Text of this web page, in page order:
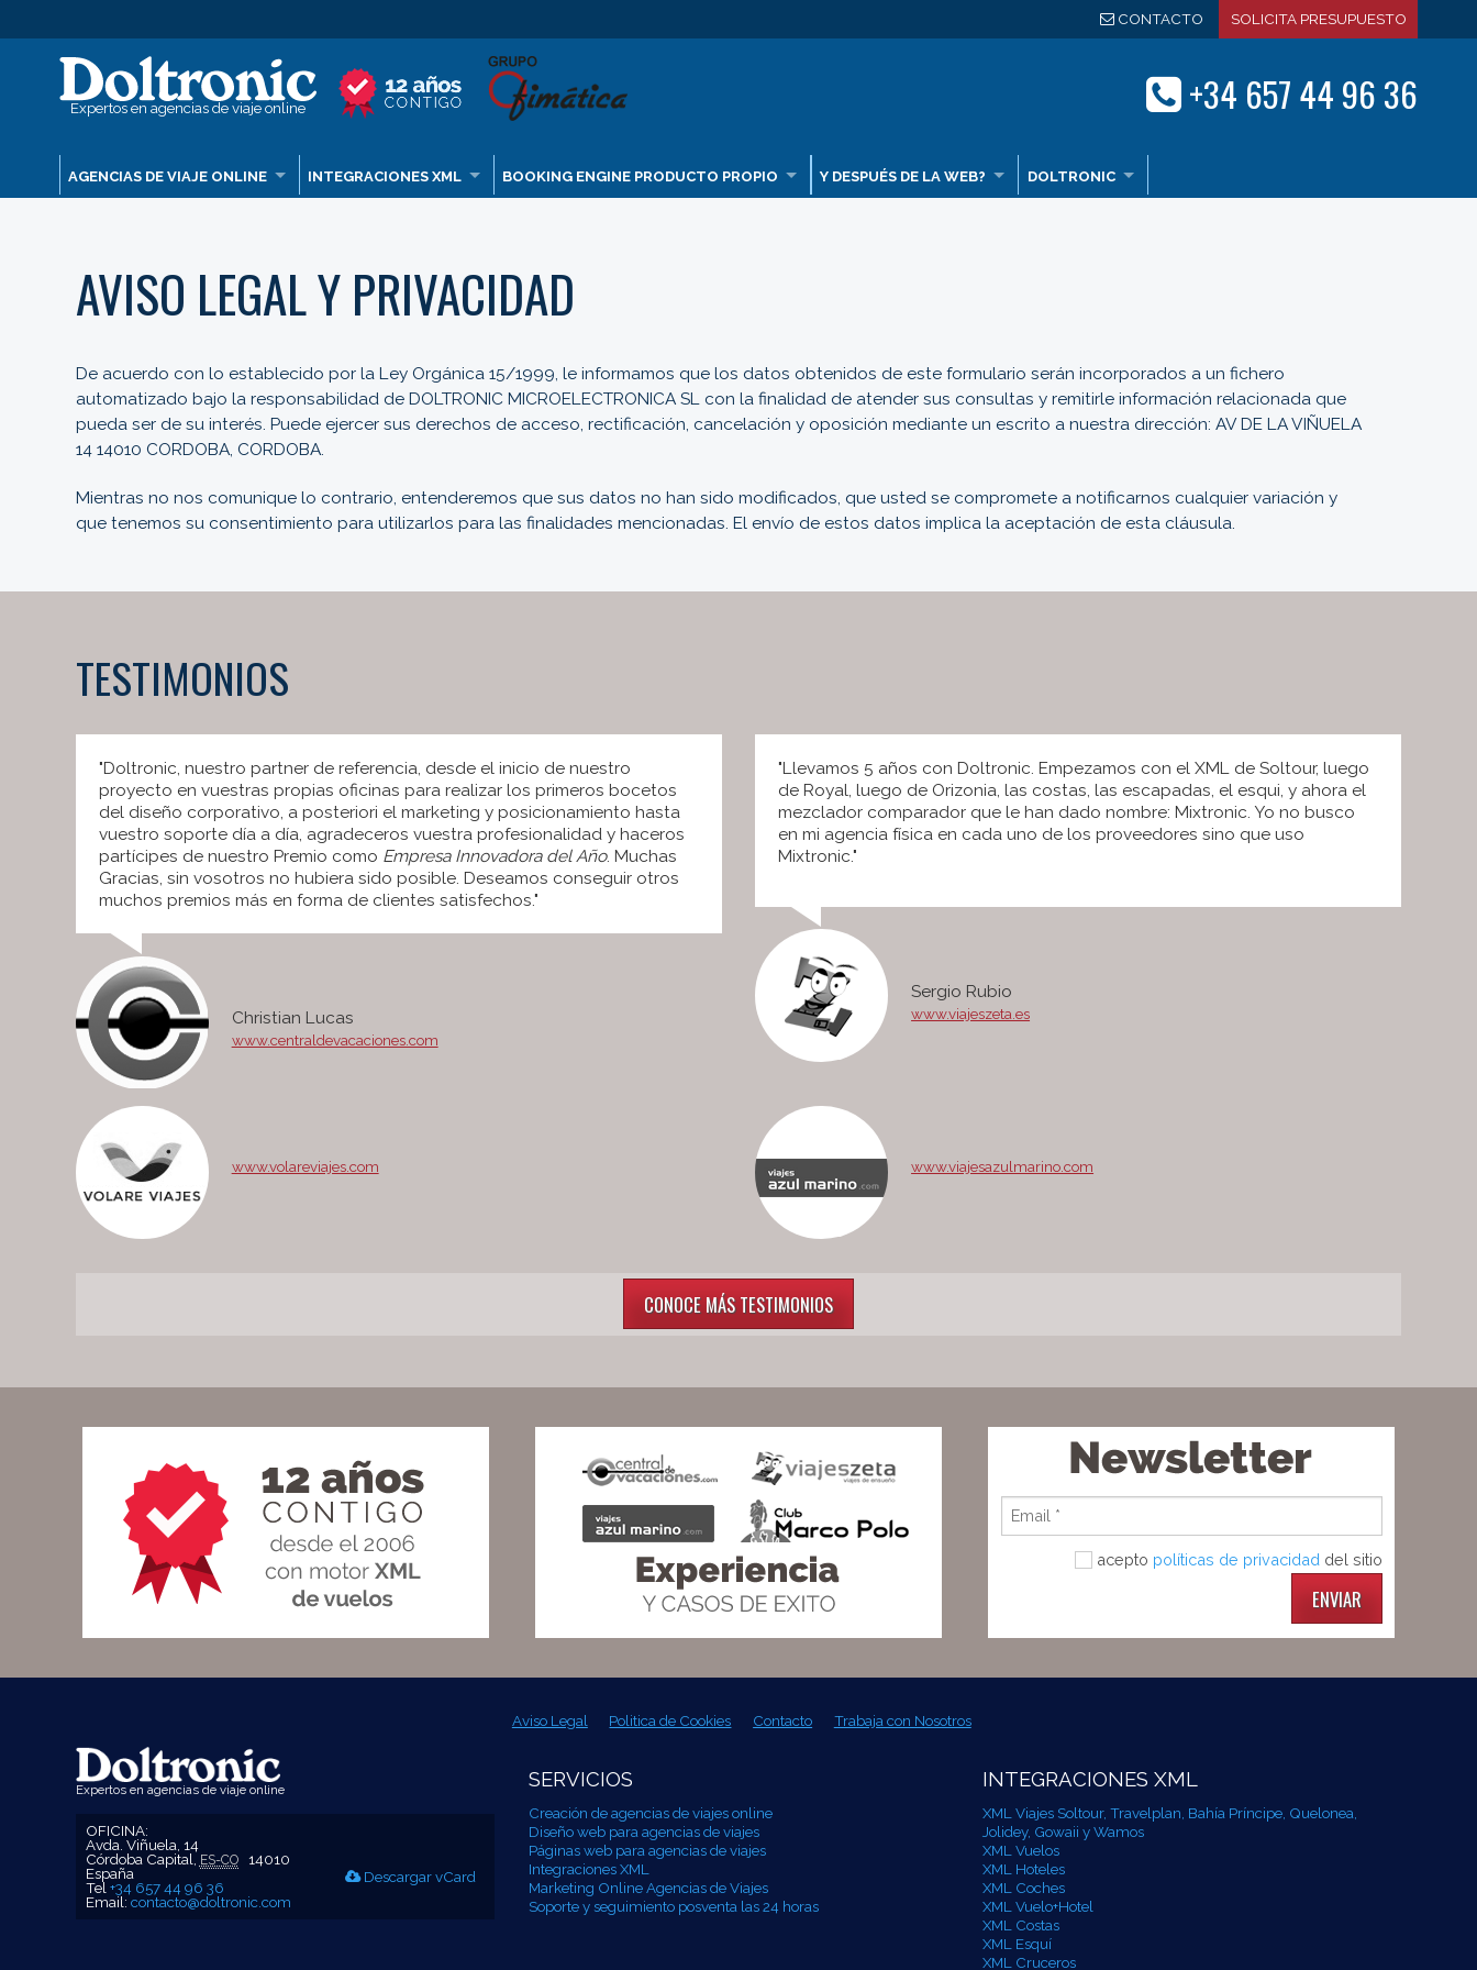
CONTACTO SOLICITA PRESUPUESTO
Expertos en agencias de viaje online +34 657 44 96 36
AGENCIAS DE VIAJE ONLINE INTEGRACIONES XML BOOKING ENGINE PRODUCTO PROPIO Y DESPUÉS DE LA WEB? DOLTRONIC
AVISO LEGAL Y PRIVACIDAD
De acuerdo con lo establecido por la Ley Orgánica 15/1999, le informamos que los datos obtenidos de este formulario serán incorporados a un fichero
automatizado bajo la responsabilidad de DOLTRONIC MICROELECTRONICA SL con la finalidad de atender sus consultas y remitirle información relacionada que
pueda ser de su interés. Puede ejercer sus derechos de acceso, rectificación, cancelación y oposición mediante un escrito a nuestra dirección: AV DE LA VIÑUELA
14 14010 CORDOBA, CORDOBA.
Mientras no nos comunique lo contrario, entenderemos que sus datos no han sido modificados, que usted se compromete a notificarnos cualquier variación y
que tenemos su consentimiento para utilizarlos para las finalidades mencionadas. El envío de estos datos implica la aceptación de esta cláusula.
TESTIMONIOS
"Doltronic, nuestro partner de referencia, desde el inicio de nuestro
proyecto en vuestras propias oficinas para realizar los primeros bocetos
del diseño corporativo, a posteriori el marketing y posicionamiento hasta
vuestro soporte día a día, agradeceros vuestra profesionalidad y haceros
partícipes de nuestro Premio como Empresa Innovadora del Año. Muchas
Gracias, sin vosotros no hubiera sido posible. Deseamos conseguir otros
muchos premios más en forma de clientes satisfechos."
Christian Lucas
www.centraldevacaciones.com
"Llevamos 5 años con Doltronic. Empezamos con el XML de Soltour, luego
de Royal, luego de Orizonia, las costas, las escapadas, el esqui, y ahora el
mezclador comparador que le han dado nombre: Mixtronic. Yo no busco
en mi agencia física en cada uno de los proveedores sino que uso
Mixtronic."
Sergio Rubio
www.viajeszeta.es
www.volareviajes.com www.viajesazulmarino.com
CONOCE MÁS TESTIMONIOS
acepto políticas de privacidad del sitio
ENVIAR
Aviso Legal Politica de Cookies Contacto Trabaja con Nosotros
Expertos en agencias de viaje online
OFICINA:
Avda. Viñuela, 14
Córdoba Capital, ES-CO
14010
España
Tel+34 657 44 96 36
Email: contacto@doltronic.com
Descargar vCard
SERVICIOS
Creación de agencias de viajes online
Diseño web para agencias de viajes
Páginas web para agencias de viajes
Integraciones XML
Marketing Online Agencias de Viajes
Soporte y seguimiento posventa las 24 horas
INTEGRACIONES XML
XML Viajes Soltour, Travelplan, Bahía Príncipe, Quelonea,
Jolidey, Gowaii y Wamos
XML Vuelos
XML Hoteles
XML Coches
XML Vuelo+Hotel
XML Costas
XML Esquí
XML Cruceros